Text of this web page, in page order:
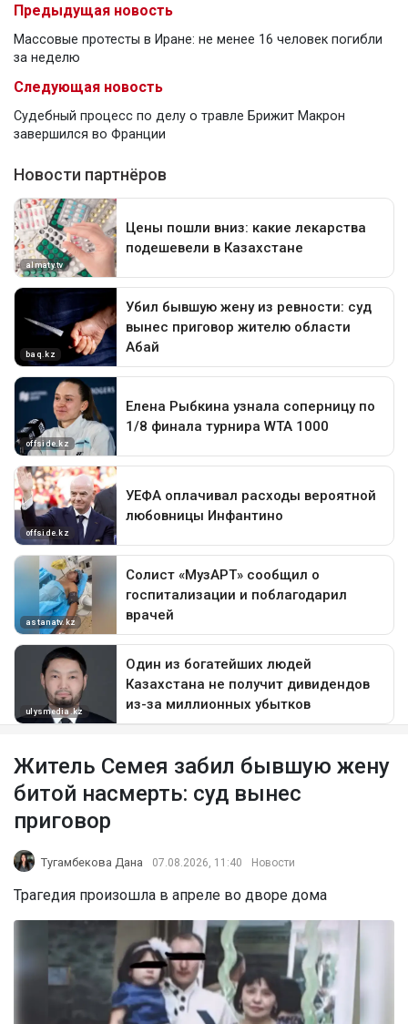
Предыдущая новость
Массовые протесты в Иране: не менее 16 человек погибли
за неделю
Следующая новость
Судебный процесс по делу о травле Брижит Макрон
завершился во Франции
Житель Семея забил бывшую жену
битой насмерть: суд вынес
приговор
Тугамбекова Дана 07.08.2026, 11:40 Новости
Трагедия произошла в апреле во дворе дома